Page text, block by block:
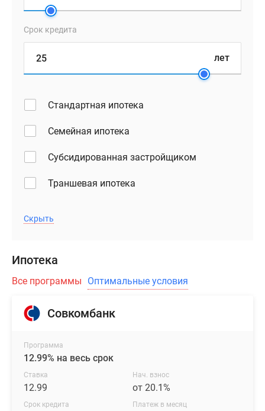
Срок кредита
лет
Стандартная ипотека
Семейная ипотека
Субсидированная застройщиком
Траншевая ипотека
Скрыть
Ипотека
Все программы Оптимальные условия
Совкомбанк
Программа
12.99% на весь срок
Ставка
12.99
Нач. взнос
от 20.1%
Срок кредита Платеж в месяц